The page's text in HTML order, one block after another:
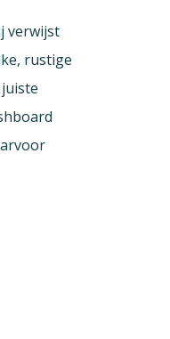
verwijst
rustige